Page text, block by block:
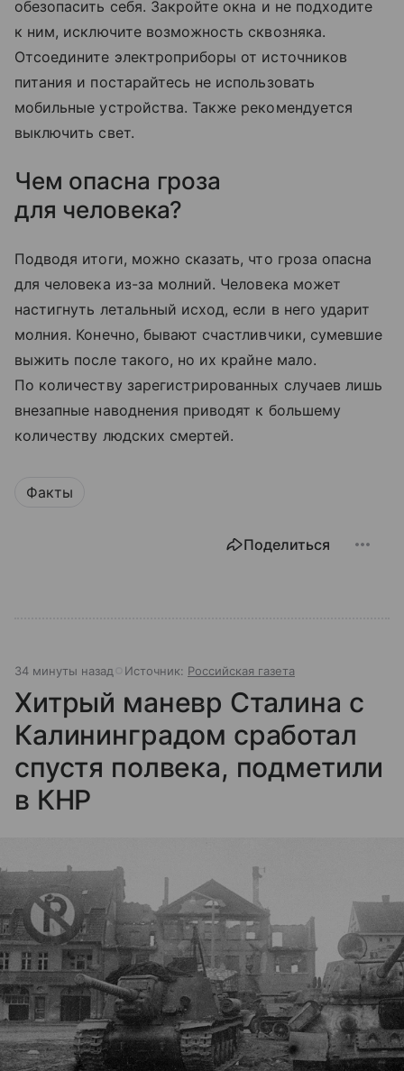
обезопасить себя. Закройте окна и не подходите
к ним, исключите возможность сквозняка.
Отсоедините электроприборы от источников
питания и постарайтесь не использовать
мобильные устройства. Также рекомендуется
выключить свет.
Чем опасна гроза
для человека?
Подводя итоги, можно сказать, что гроза опасна
для человека из-за молний. Человека может
настигнуть летальный исход, если в него ударит
молния. Конечно, бывают счастливчики, сумевшие
выжить после такого, но их крайне мало.
По количеству зарегистрированных случаев лишь
внезапные наводнения приводят к большему
количеству людских смертей.
Факты
Поделиться
34 минуты назад Источник: Российская газета
Хитрый маневр Сталина с
Калининградом сработал
спустя полвека, подметили
в КНР